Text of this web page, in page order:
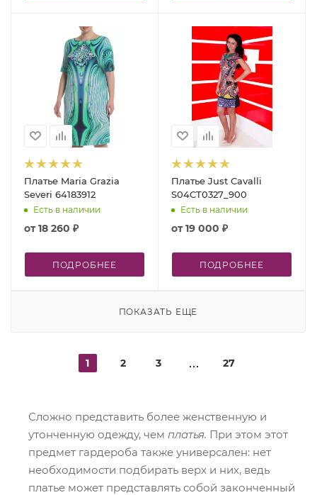
Платье Maria Grazia
Severi 64183912
Есть в наличии
от18 260 ₽
ПОДРОБНЕЕ
Платье Just Cavalli
S04CT0327_900
Есть в наличии
от19 000 ₽
ПОДРОБНЕЕ
ПОКАЗАТЬ ЕЩЕ
1 2 3 27
Сложно представить более женственную и
утонченную одежду, чем платья. При этом этот
предмет гардероба также универсален: нет
необходимости подбирать верх и них, ведь
платье может представлять собой законченный